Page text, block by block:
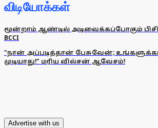
விடியோக்கள்
மூன்றாம் ஆண்டில் அடிவைக்கப்போகும்
BCCI
"நான் அப்படித்தான் பேசுவேன்;
முடியாது!" மரிய வில்சன் ஆவேசம்!
Advertise with us